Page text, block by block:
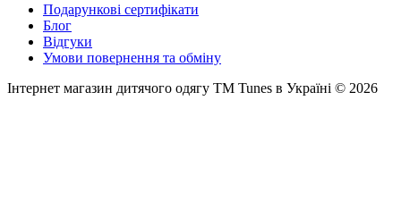
Подарункові сертифікати
Блог
Відгуки
Умови повернення та обміну
Інтернет магазин дитячого одягу ТМ Tunes в Україні © 2026